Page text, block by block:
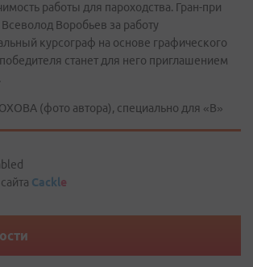
работы для пароходства. Гран-при
Воробьев за работу
курсограф на основе графического
станет для него приглашением
(фото автора), специально для «В»
Cackle